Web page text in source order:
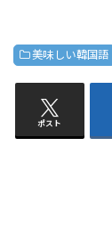
美味しい韓国語
ポスト